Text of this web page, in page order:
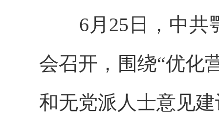
6月25日，中共鄂
会召开，围绕“优化
和无党派人士意见